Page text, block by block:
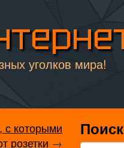
уголков мира!
которыми
розетки →
Поиск